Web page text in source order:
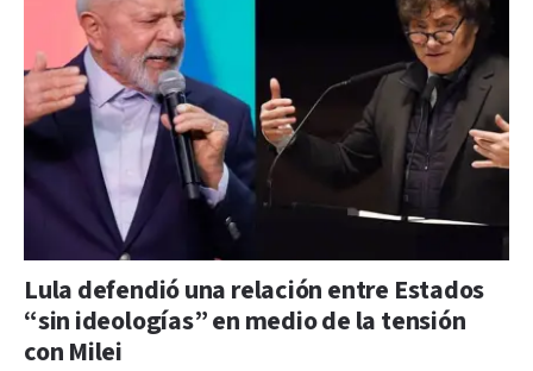
Lula defendió una relación entre Estados
“sin ideologías” en medio de la tensión
con Milei